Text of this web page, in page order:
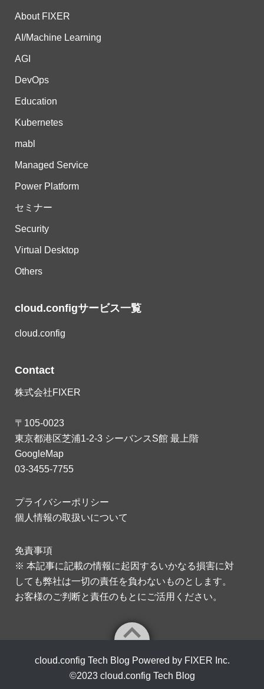
About FIXER
AI/Machine Learning
AGI
DevOps
Education
Kubernetes
mabl
Managed Service
Power Platform
セミナー
Security
Virtual Desktop
Others
cloud.configサービス一覧
cloud.config
Contact
株式会社FIXER
〒105-0023
東京都港区芝浦1-2-3 シーバンスS館 最上階
GoogleMap
03-3455-7755
プライバシーポリシー
個人情報の取扱いについて
免責事項
※ 本記事に記載の情報に起因するいかなる損害に対
しても弊社は一切の責任を負わないものとします。
お客様のご判断と責任のもとにご活用ください。
cloud.config Tech Blog Powered by FIXER Inc.
©2023 cloud.config Tech Blog